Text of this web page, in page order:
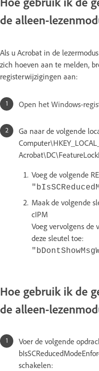
de alleen-
Als u Acrobat in de
zich hoeven aan te melden,
registerwijzigingen aan:
Open het Windows-
Ga naar de volgende
Voeg de volgende
Maak de volgende
cIPM
Voeg vervolgens de
deze sleutel toe:
Hoe gebruik ik de
de alleen-
Voer de volgende
schakelen: